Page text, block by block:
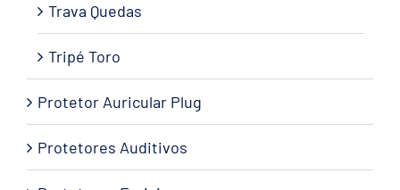
Trava Quedas
Tripé Toro
Protetor Auricular Plug
Protetores Auditivos